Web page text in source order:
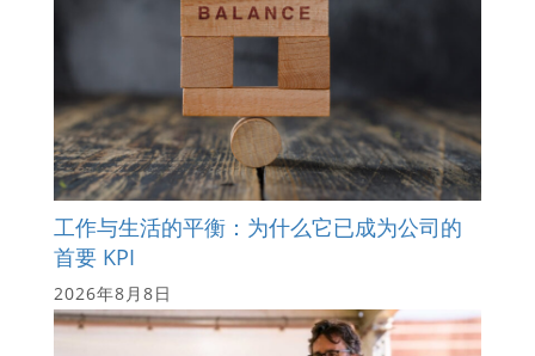
工作与生活的平衡：为什么它已成为公司的
首要 KPI
2026年8月8日